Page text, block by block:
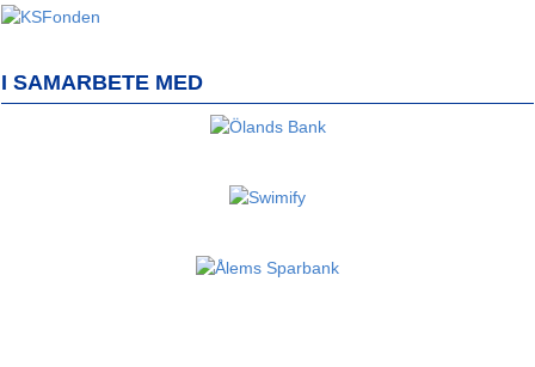
I SAMARBETE MED